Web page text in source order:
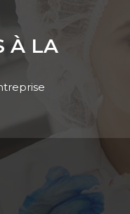
À LA